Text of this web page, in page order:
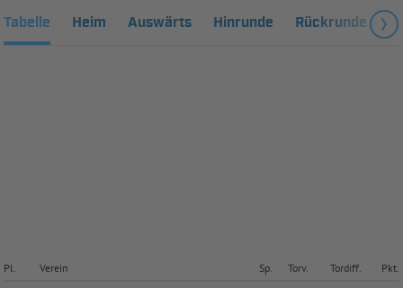
Tabelle Heim Auswärts Hinrunde Rückrunde
Pl. Verein Sp. Torv. Tordiff. Pkt.